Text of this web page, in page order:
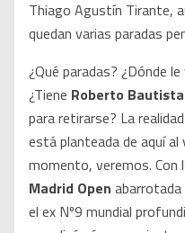
Thiago Agustín Tirante,
quedan varias paradas
¿Qué paradas? ¿Dónde
¿Tiene Roberto Bautista
para retirarse? La
está planteada de aquí
momento, veremos. Con
Madrid Open abarrotada
el ex Nº9 mundial